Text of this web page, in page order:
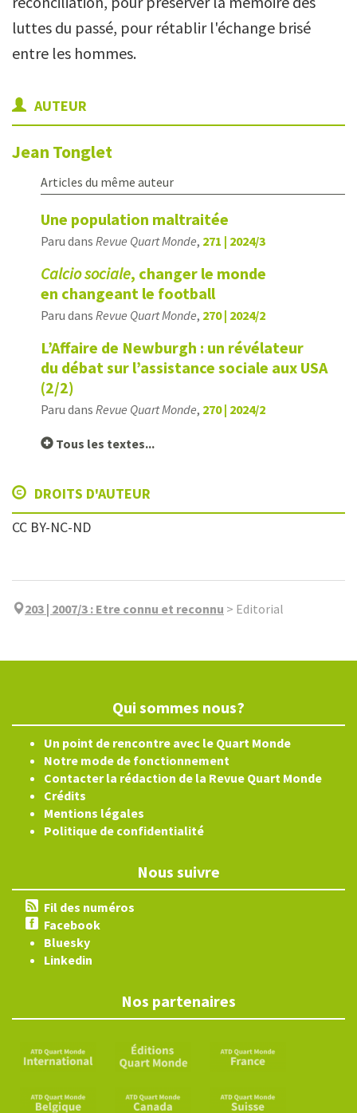
luttes du passé, pour rétablir l'échange brisé
entre les hommes.
AUTEUR
Jean Tonglet
Articles du même auteur
Une population maltraitée
Paru dans Revue Quart Monde, 271 | 2024/3
Calciosociale, changer le monde
en changeant le football
Paru dans Revue Quart Monde, 270 | 2024/2
L’Affaire de Newburgh : un révélateur
du débat sur l’assistance sociale aux USA
(2/2)
Paru dans Revue Quart Monde, 270 | 2024/2
Tous les textes...
DROITS D'AUTEUR
CC BY-NC-ND
203 | 2007/3 : Etre connu et reconnu > Editorial
Qui sommes nous?
Un point de rencontre avec le Quart Monde
Notre mode de fonctionnement
Contacter la rédaction de la Revue Quart Monde
Crédits
Mentions légales
Politique de confidentialité
Nous suivre
Fil des numéros
Facebook
Bluesky
Linkedin
Nos partenaires